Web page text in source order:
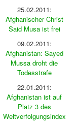
25.02.2011:
Afghanischer Christ
Said Musa ist frei
09.02.2011:
Afghanistan: Sayed
Mussa droht die
Todesstrafe
22.01.2011:
Afghanistan ist auf
Platz 3 des
Weltverfolgungsindex